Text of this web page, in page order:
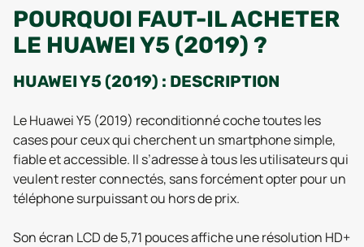
POURQUOI FAUT-IL ACHETER
LE HUAWEI Y5 (2019) ?
HUAWEI Y5 (2019) : DESCRIPTION
Le Huawei Y5 (2019) reconditionné coche toutes les
cases pour ceux qui cherchent un smartphone simple,
fiable et accessible. Il s’adresse à tous les utilisateurs qui
veulent rester connectés, sans forcément opter pour un
téléphone surpuissant ou hors de prix.
Son écran LCD de 5,71 pouces affiche une résolution HD+